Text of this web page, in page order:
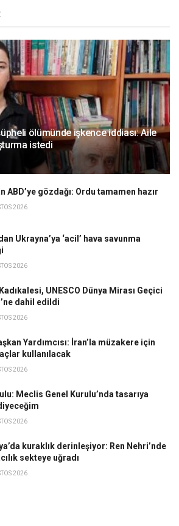
ölümünde işkence iddiası: Aile
istedi
ABD’ye gözdağı: Ordu tamamen hazır
2026
Ukrayna’ya ‘acil’ hava savunma
2026
UNESCO Dünya Mirası Geçici
dahil edildi
2026
Yardımcısı: İran’la müzakere için
kullanılacak
2026
Meclis Genel Kurulu’nda tasarıya
2026
kuraklık derinleşiyor: Ren Nehri’nde
sekteye uğradı
2026